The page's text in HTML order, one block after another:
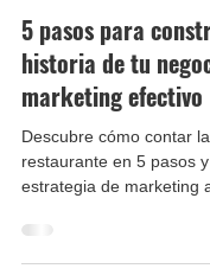
5 pasos para
historia de tu
marketing efectivo
Descubre cómo contar
estrategia de marketing
fideliza clientes.